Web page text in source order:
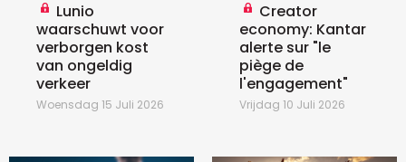
Lunio
waarschuwt voor
verborgen kost
van ongeldig
verkeer
Woensdag 15 Juli 2026
Creator
economy: Kantar
alerte sur "le
piège de
l'engagement"
Vrijdag 10 Juli 2026